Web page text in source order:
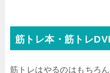
筋トレ本・筋トレ
筋トレはやるのはもちろ